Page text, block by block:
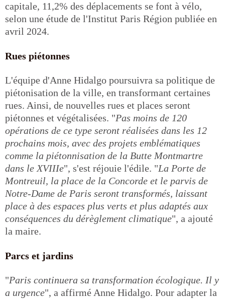
capitale, 11,2% des déplacements se font à vélo,
selon une étude de l'Institut Paris Région publiée en
avril 2024.
Rues piétonnes
L'équipe d'Anne Hidalgo poursuivra sa politique de
piétonisation de la ville, en transformant certaines
rues. Ainsi, de nouvelles rues et places seront
piétonnes et végétalisées. "Pas moins de 120
opérations de ce type seront réalisées dans les 12
prochains mois, avec des projets emblématiques
comme la piétonnisation de la Butte Montmartre
dans le XVIIIe", s'est réjouie l'édile. "La Porte de
Montreuil, la place de la Concorde et le parvis de
Notre-Dame de Paris seront transformés, laissant
place à des espaces plus verts et plus adaptés aux
conséquences du dérèglement climatique", a ajouté
la maire.
Parcs et jardins
"Paris continuera sa transformation écologique. Il y
a urgence", a affirmé Anne Hidalgo. Pour adapter la